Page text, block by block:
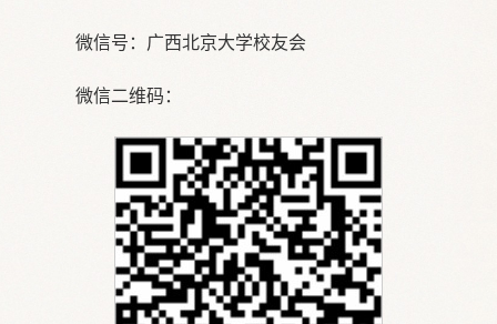
微信号：广西北京大学校友会
微信二维码：